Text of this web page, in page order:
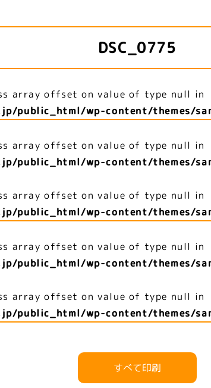
DSC_0775
array offset on value of type null in
public_html/wp-content/themes/
array offset on value of type null in
public_html/wp-content/themes/
array offset on value of type null in
public_html/wp-content/themes/
array offset on value of type null in
public_html/wp-content/themes/
array offset on value of type null in
public_html/wp-content/themes/
すべて印刷